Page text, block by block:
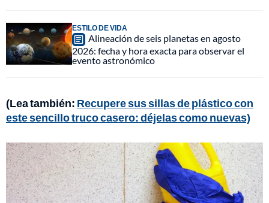
ESTILO DE VIDA
Alineación de seis planetas en agosto
2026: fecha y hora exacta para observar el
evento astronómico
(Lea también: Recupere sus sillas de plástico con
este sencillo truco casero: déjelas como nuevas)